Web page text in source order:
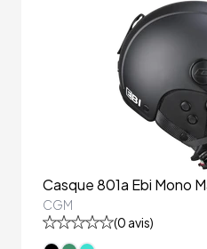
Casque 801a Ebi Mono
CGM
(0 avis)